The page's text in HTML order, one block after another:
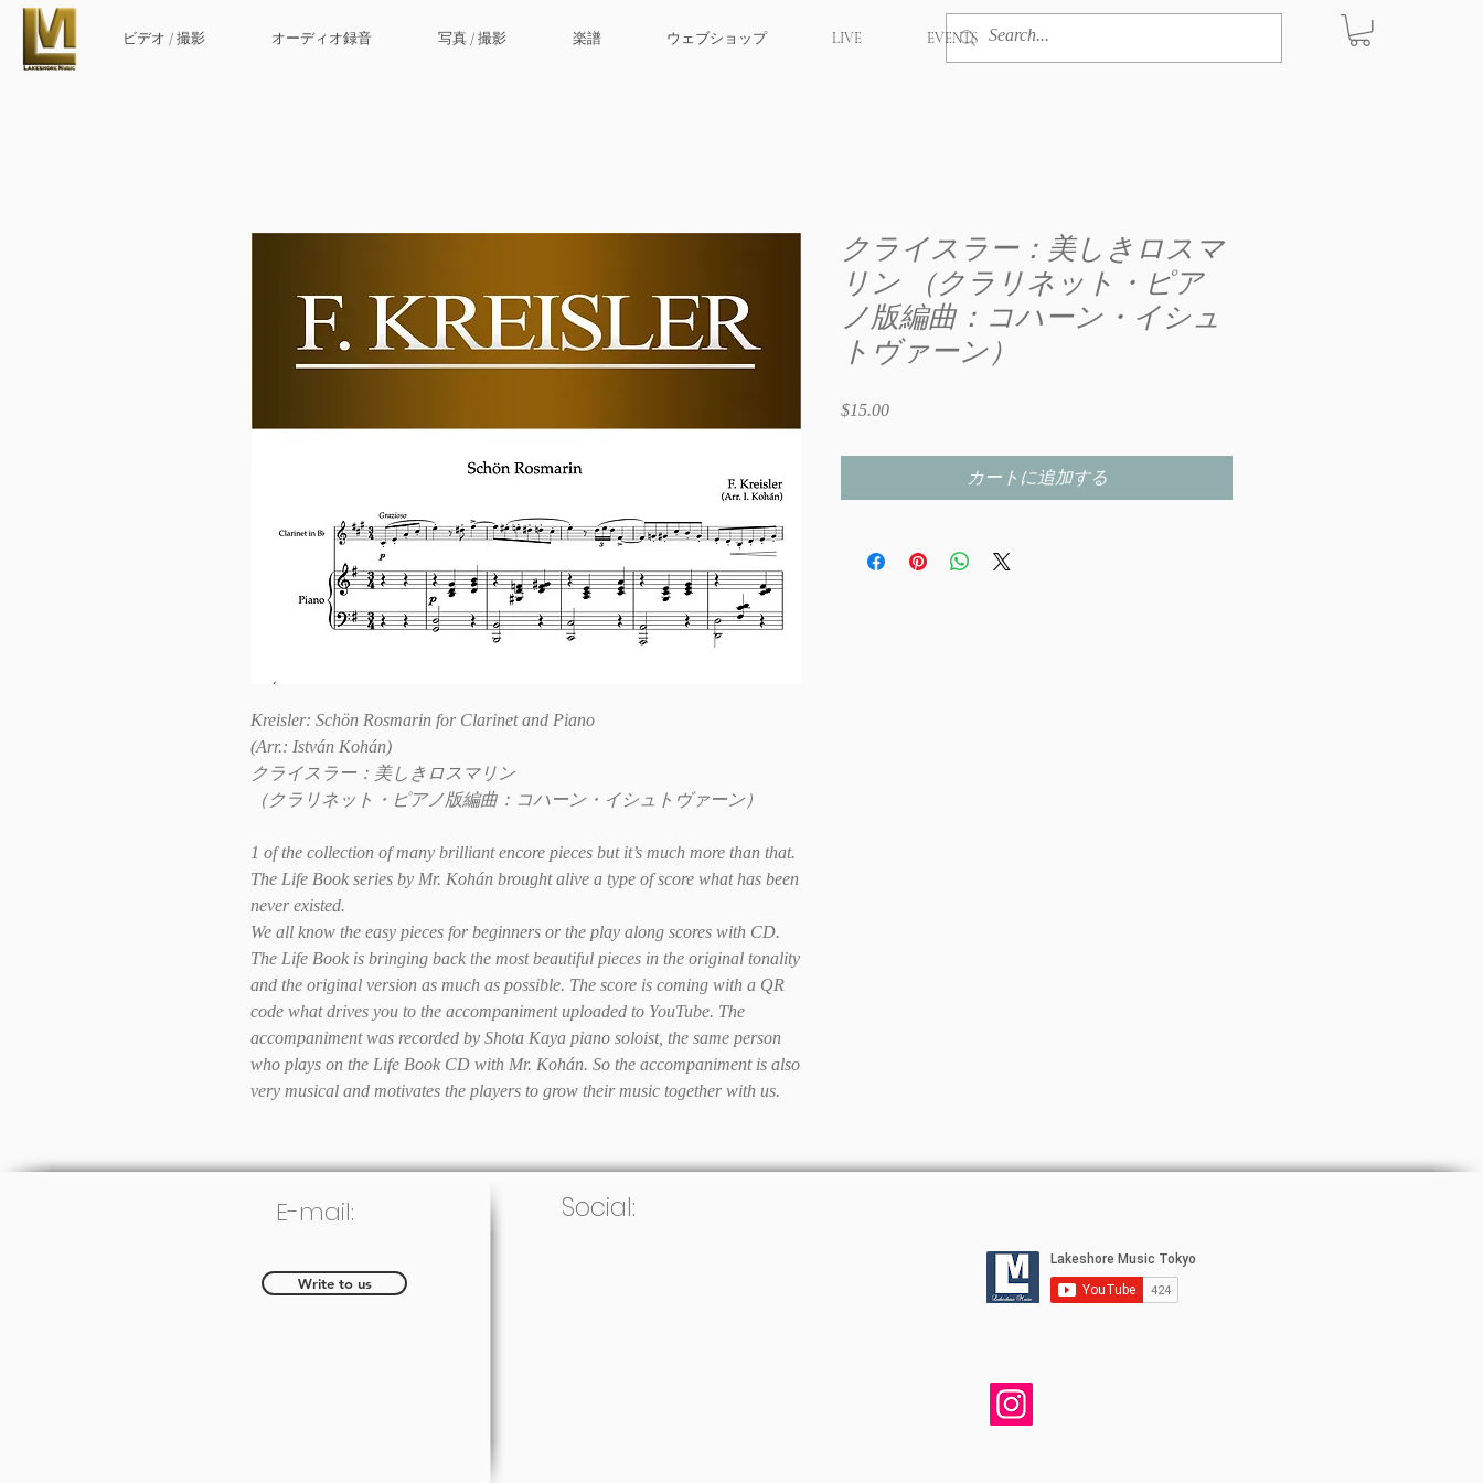
ビデオ / 撮影 オーディオ録音 写真 / 撮影 楽譜 ウェブショップ LIVE EVENTS
Kreisler: Schön Rosmarin for Clarinet and Piano
(Arr.: István Kohán)
クライスラー：美しきロスマリン
（クラリネット・ピアノ版編曲：コハーン・イシュトヴァーン）
1 of the collection of many brilliant encore pieces but it’s much more than that.
The Life Book series by Mr. Kohán brought alive a type of score what has been
never existed.
We all know the easy pieces for beginners or the play along scores with CD.
The Life Book is bringing back the most beautiful pieces in the original tonality
and the original version as much as possible. The score is coming with a QR
code what drives you to the accompaniment uploaded to YouTube. The
accompaniment was recorded by Shota Kaya piano soloist, the same person
who plays on the Life Book CD with Mr. Kohán. So the accompaniment is also
very musical and motivates the players to grow their music together with us.
クライスラー：美しきロスマ
リン （クラリネット・ピア
ノ版編曲：コハーン・イシュ
トヴァーン）
$15.00価
カートに追加する
Social:
E-mail:
Write to us